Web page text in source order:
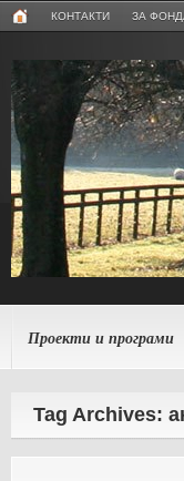
КОНТАКТИ ЗА
Проекти и програми
Tag Archives: